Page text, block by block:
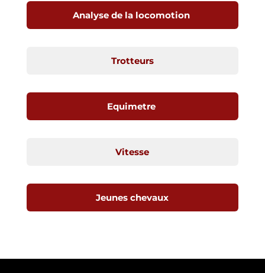
Analyse de la locomotion
Trotteurs
Equimetre
Vitesse
Jeunes chevaux